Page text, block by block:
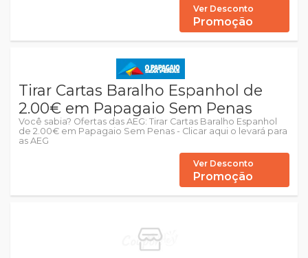
Ver Desconto
Promoção
Tirar Cartas Baralho Espanhol de
2.00€ em Papagaio Sem Penas
Você sabia? Ofertas das AEG: Tirar Cartas Baralho Espanhol
de 2.00€ em Papagaio Sem Penas - Clicar aqui o levará para
as AEG
Ver Desconto
Promoção